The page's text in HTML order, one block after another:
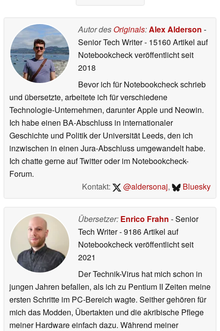
Autor des Originals:Alex Alderson -
Senior Tech Writer- 15160 Artikel auf
Notebookcheck veröffentlichtseit
2018
Bevor ich für Notebookcheck schrieb
und übersetzte, arbeitete ich für verschiedene
Technologie-Unternehmen, darunter Apple und Neowin.
Ich habe einen BA-Abschluss in internationaler
Geschichte und Politik der Universität Leeds, den ich
inzwischen in einen Jura-Abschluss umgewandelt habe.
Ich chatte gerne auf Twitter oder im Notebookcheck-
Forum.
Kontakt:
@aldersonaj, Bluesky
Übersetzer: Enrico Frahn - Senior
Tech Writer- 9186 Artikel auf
Notebookcheck veröffentlichtseit
2021
Der Technik-Virus hat mich schon in
jungen Jahren befallen, als ich zu Pentium II Zeiten meine
ersten Schritte im PC-Bereich wagte. Seither gehören für
mich das Modden, Übertakten und die akribische Pflege
meiner Hardware einfach dazu. Während meiner